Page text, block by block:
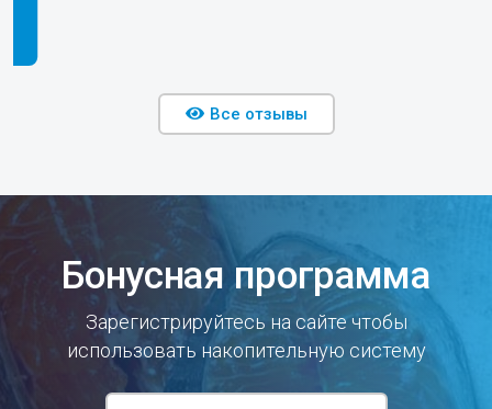
Все отзывы
Бонусная программа
Зарегистрируйтесь на сайте чтобы
использовать накопительную систему